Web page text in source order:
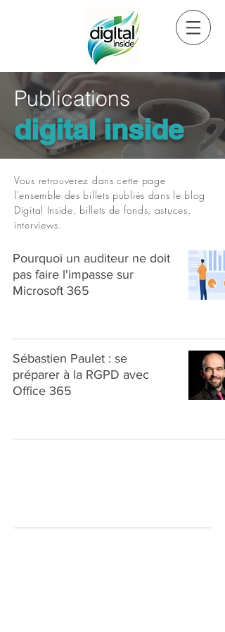
Publications
digital inside
Vous retrouverez dans cette page
l'ensemble des billets publiés dans le blog
Digital Inside, billets de fonds, astuces,
interviews.
Pourquoi un auditeur ne doit
pas faire l'impasse sur
Microsoft 365
Sébastien Paulet : se
préparer à la RGPD avec
Office 365